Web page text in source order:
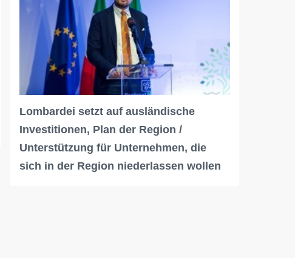
Lombardei setzt auf ausländische
Investitionen, Plan der Region /
Unterstützung für Unternehmen, die
sich in der Region niederlassen wollen